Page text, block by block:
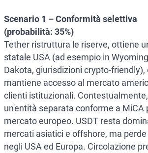
Scenario 1 – Conformità selettiva
(probabilità: 35%)
Tether ristruttura le riserve, ottiene
statale USA (ad esempio in
Dakota, giurisdizioni crypto-friendly),
mantiene accesso al mercato
clienti istituzionali.
un'entità separata conforme a MiCA
mercato europeo. USDT resta
mercati asiatici e offshore, ma
negli USA ed Europa. Circolazione